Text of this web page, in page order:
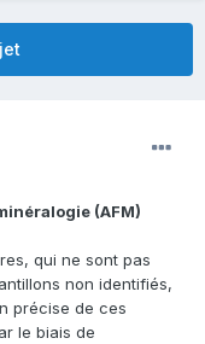
(AFM)
qui ne sont pas
non identifiés,
précise de ces
le biais de